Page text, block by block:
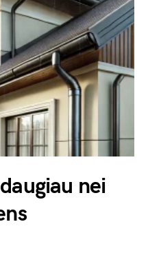
nei